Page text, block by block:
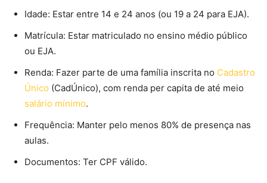
Idade: Estar entre 14 e 24 anos (ou 19 a 24 para EJA).
Matrícula: Estar matriculado no ensino médio público
ou EJA.
Renda: Fazer parte de uma família inscrita no Cadastro
Único (CadÚnico), com renda per capita de até meio
salário mínimo.
Frequência: Manter pelo menos 80% de presença nas
aulas.
Documentos: Ter CPF válido.